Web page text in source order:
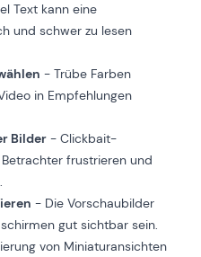
Text kann eine
und schwer zu lesen
- Trübe Farben
in Empfehlungen
Bilder - Clickbait-
frustrieren und
- Die Vorschaubilder
gut sichtbar sein.
von Miniaturansichten